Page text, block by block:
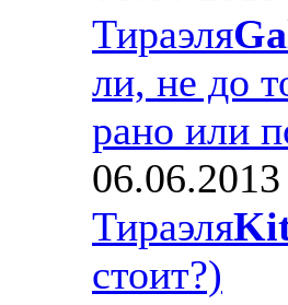
Тираэля
ли, не до
рано или
06.06.2013
Тираэля
стоит?)